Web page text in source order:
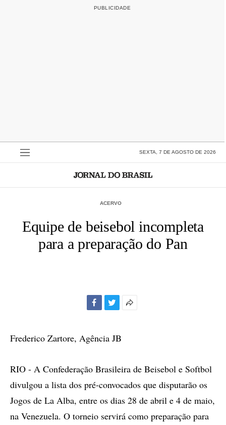
SEXTA, 7 DE AGOSTO DE 2026
ACERVO
Equipe de beisebol incompleta
para a preparação do Pan
Frederico Zartore, Agência JB
RIO - A Confederação Brasileira de Beisebol e Softbol
divulgou a lista dos pré-convocados que disputarão os
Jogos de La Alba, entre os dias 28 de abril e 4 de maio,
na Venezuela. O torneio servirá como preparação para